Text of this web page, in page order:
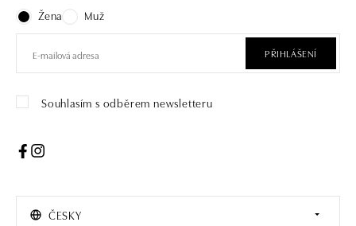
Žena
Muž
PŘIHLÁŠENÍ
Souhlasím s odběrem newsletteru
ČESKY